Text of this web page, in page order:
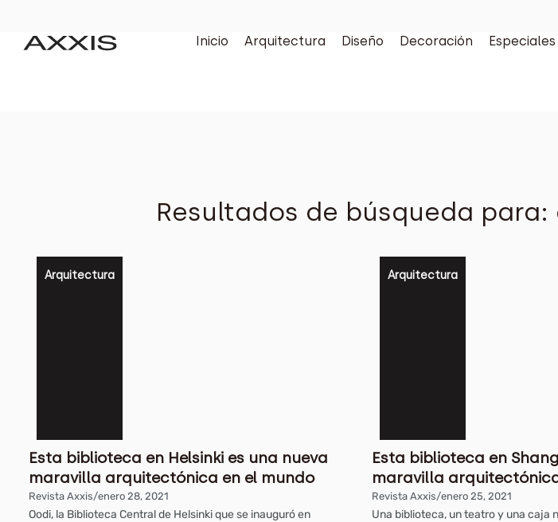
Inicio Arquitectura Diseño Decoración Especiales
Resultados de búsqueda
Arquitectura
Esta biblioteca en Helsinki es una nueva
maravilla arquitectónica en el mundo
Revista Axxis/enero 28, 2021
Oodi, la Biblioteca Central de Helsinki que se inauguró en
Arquitectura
Esta biblioteca en
maravilla
Revista Axxis/enero 25, 2021
Una biblioteca, un teatro y una caja